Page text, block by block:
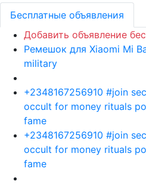
Бесплатные объявления
Добавить объявление
Ремешок для Xiaomi Mi
military
+2348167256910 #join
occult for money rituals
fame
+2348167256910 #join
occult for money rituals
fame